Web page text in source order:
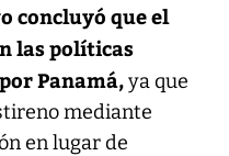
concluyó que el
las políticas
Panamá,ya que
mediante
en lugar de